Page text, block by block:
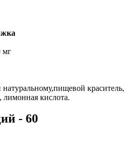
мг
краситель,
лимонная кислота.
- 60